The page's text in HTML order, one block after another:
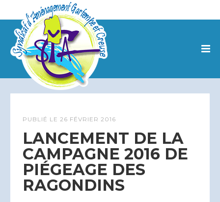
PUBLIÉ LE 26 FÉVRIER 2016
LANCEMENT DE LA
CAMPAGNE 2016 DE
PIÉGEAGE DES
RAGONDINS